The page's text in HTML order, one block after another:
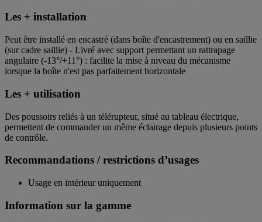
Les + installation
Peut être installé en encastré (dans boîte d'encastrement) ou en saillie
(sur cadre saillie) - Livré avec support permettant un rattrapage
angulaire (-13°/+11°) : facilite la mise à niveau du mécanisme
lorsque la boîte n'est pas parfaitement horizontale
Les + utilisation
Des poussoirs reliés à un télérupteur, situé au tableau électrique,
permettent de commander un même éclairage depuis plusieurs points
de contrôle.
Recommandations / restrictions d’usages
Usage en intérieur uniquement
Information sur la gamme